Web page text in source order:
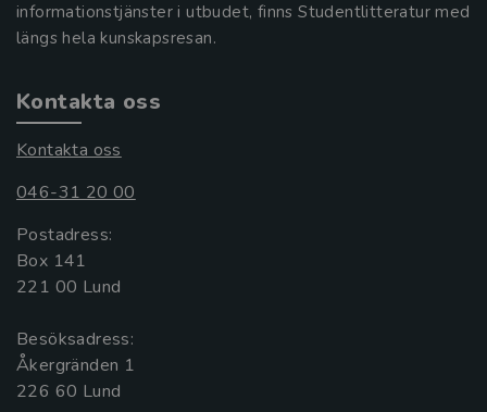
informationstjänster i utbudet, finns Studentlitteratur med
längs hela kunskapsresan.
Kontakta oss
Kontakta oss
046-31 20 00
Postadress:
Box 141
221 00 Lund
Besöksadress:
Åkergränden 1